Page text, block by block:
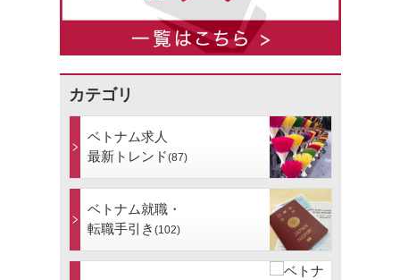
カテゴリ
ベトナム求人
最新トレンド(87)
ベトナム就職・
転職手引き (102)